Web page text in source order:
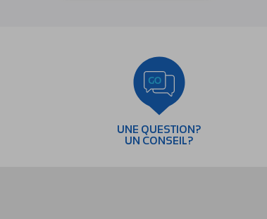
UNE QUESTION?
UN CONSEIL?